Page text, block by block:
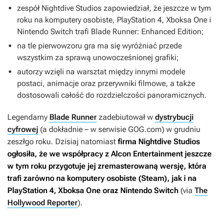
zespół Nightdive Studios zapowiedział, że jeszcze w tym
roku na komputery osobiste, PlayStation 4, Xboksa One i
Nintendo Switch trafi Blade Runner: Enhanced Edition;
na tle pierwowzoru gra ma się wyróżniać przede
wszystkim za sprawą unowocześnionej grafiki;
autorzy wzięli na warsztat między innymi modele
postaci, animacje oraz przerywniki filmowe, a także
dostosowali całość do rozdzielczości panoramicznych.
Legendarny Blade Runner zadebiutował w dystrybucji
cyfrowej (a dokładnie – w serwisie GOG.com) w grudniu
zeszłgo roku. Dzisiaj natomiast firma Nightdive Studios
ogłosiła, że we współpracy z Alcon Entertainment jeszcze
w tym roku przygotuje jej zremasterowaną wersję, która
trafi zarówno na komputery osobiste (Steam), jak i na
PlayStation 4, Xboksa One oraz Nintendo Switch (via The
Hollywood Reporter).